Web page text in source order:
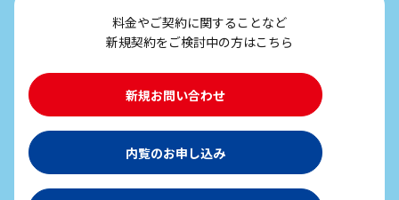
料金やご契約に関することなど
新規契約をご検討中の方はこちら
新規お問い合わせ
内覧のお申し込み